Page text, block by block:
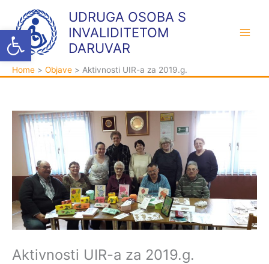
Open toolbar
content
UDRUGA OSOBA S
INVALIDITETOM
DARUVAR
Home Objave Aktivnosti UIR-a za 2019.g.
Aktivnosti UIR-a za 2019.g.
t
e
g
h
i
v